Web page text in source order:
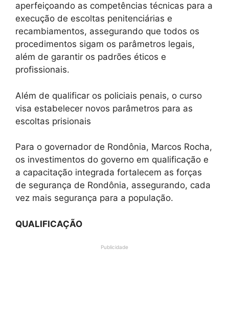
aperfeiçoando as competências técnicas para a
execução de escoltas penitenciárias e
recambiamentos, assegurando que todos os
procedimentos sigam os parâmetros legais,
além de garantir os padrões éticos e
profissionais.
Além de qualificar os policiais penais, o curso
visa estabelecer novos parâmetros para as
escoltas prisionais
Para o governador de Rondônia, Marcos Rocha,
os investimentos do governo em qualificação e
a capacitação integrada fortalecem as forças
de segurança de Rondônia, assegurando, cada
vez mais segurança para a população.
QUALIFICAÇÃO
Publicidade